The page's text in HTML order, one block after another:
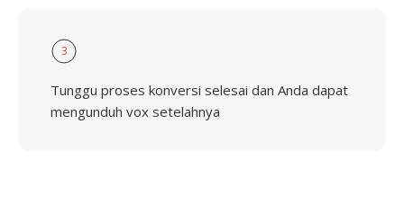
3
Tunggu proses konversi selesai dan Anda dapat
mengunduh vox setelahnya